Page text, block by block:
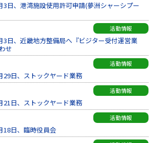
3日、港湾施設使用許可申請(夢洲シャーシプー
活動情報
3日、近畿地方整備局へ『ビジター受付運営業
せ
活動情報
29日、ストックヤード業務
活動情報
21日、ストックヤード業務
活動情報
18日、臨時役員会